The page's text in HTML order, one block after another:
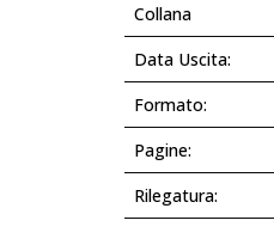
Collana
Data Uscita:
Formato:
Pagine:
Rilegatura: